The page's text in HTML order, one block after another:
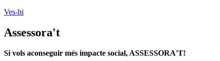
Ves-hi
Assessora't
Si vols aconseguir més impacte social, ASSESSORA'T!